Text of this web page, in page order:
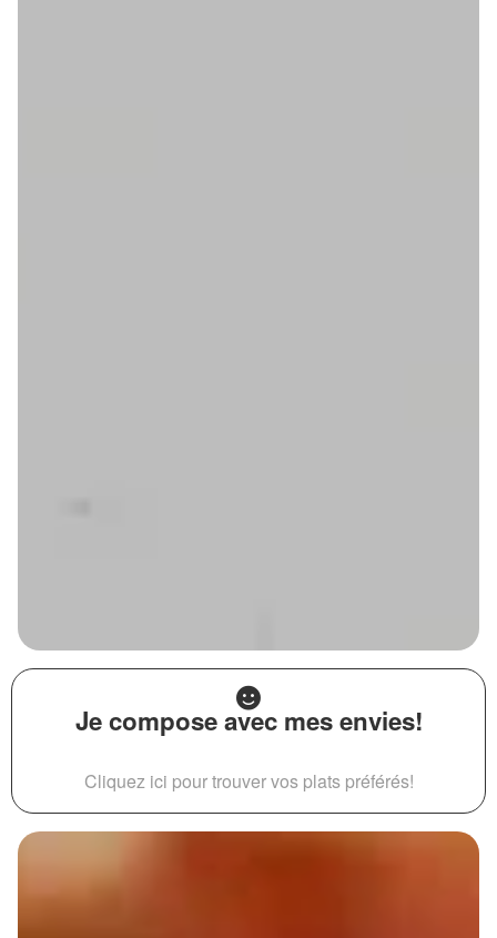
Je compose avec mes envies!
Cliquez ici pour trouver vos plats préférés!